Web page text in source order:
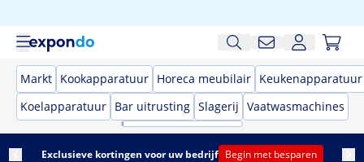
Markt Kookapparatuur Horeca meubilair Keukenapparatuur
Koelapparatuur Bar uitrusting Slagerij Vaatwasmachines
Exclusieve kortingen voor uw bedrijf Begin met besparen